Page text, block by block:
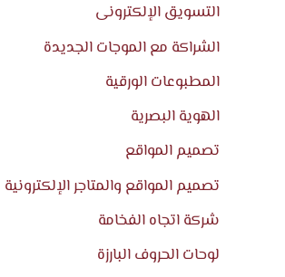
التسويق الإلكترونى
الشراكة مع الموجات الجديدة
المطبوعات الورقية
الهوية البصرية
تصميم المواقع
تصميم المواقع والمتاجر الإلكترونية
شركة اتجاه الفخامة
لوحات الحروف البارزة